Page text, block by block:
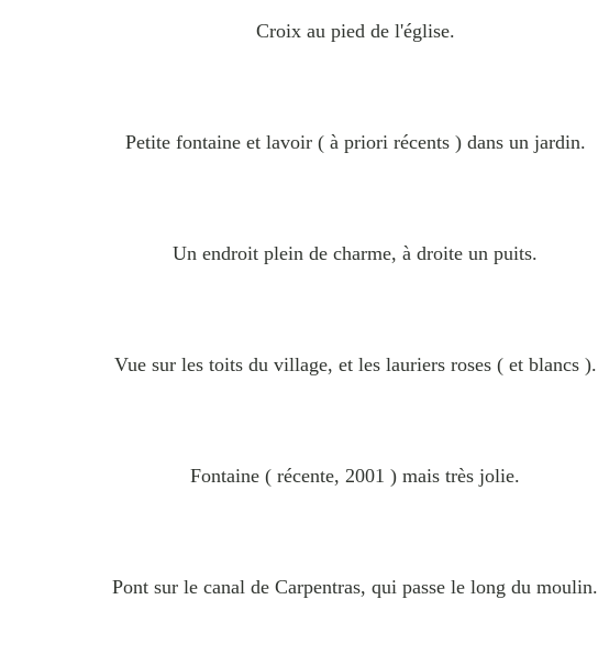
Croix au pied de l'église.
Petite fontaine et lavoir ( à priori récents ) dans un jardin.
Un endroit plein de charme, à droite un puits.
Vue sur les toits du village, et les lauriers roses ( et blancs ).
Fontaine ( récente, 2001 ) mais très jolie.
Pont sur le canal de Carpentras, qui passe le long du moulin.